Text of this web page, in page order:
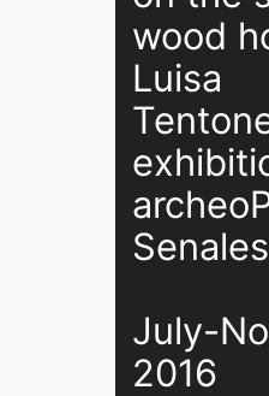
wood
Luisa
Senales
July-
2016